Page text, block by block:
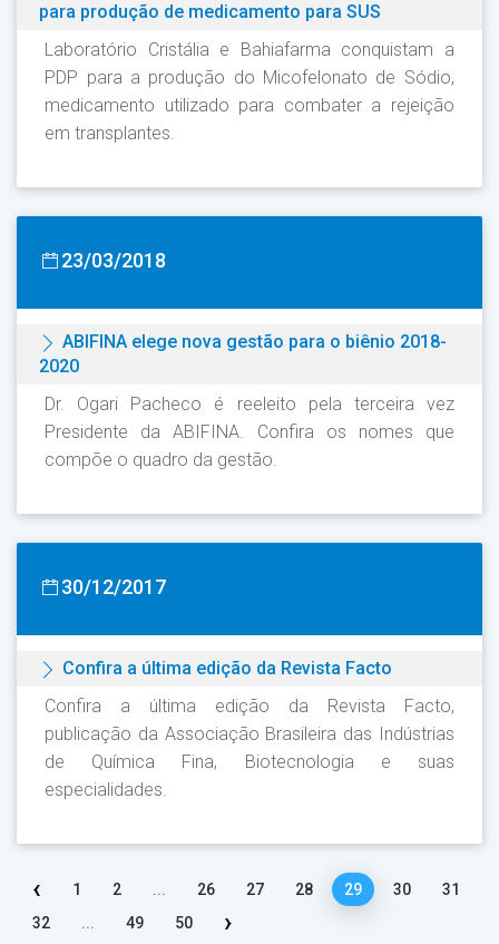
para produção de medicamento para SUS
Laboratório Cristália e Bahiafarma conquistam a
PDP para a produção do Micofelonato de Sódio,
medicamento utilizado para combater a rejeição
em transplantes.
23/03/2018
ABIFINA elege nova gestão para o biênio 2018-
2020
Dr. Ogari Pacheco é reeleito pela terceira vez
Presidente da ABIFINA. Confira os nomes que
compõe o quadro da gestão.
30/12/2017
Confira a última edição da Revista Facto
Confira a última edição da Revista Facto,
publicação da Associação Brasileira das Indústrias
de Química Fina, Biotecnologia e suas
especialidades.
‹ 1 2 ... 26 27 28 29 30
31
32
... 49 50 ›